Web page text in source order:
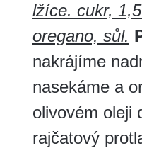
lžíce. cukr,
oregano, sůl.
nakrájíme
nasekáme a
olivovém oleji
rajčatový